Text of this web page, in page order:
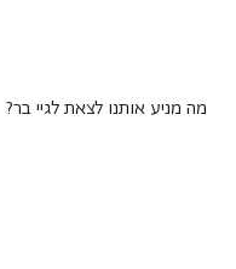
מה מניע אותנו לצאת לגיי בר?